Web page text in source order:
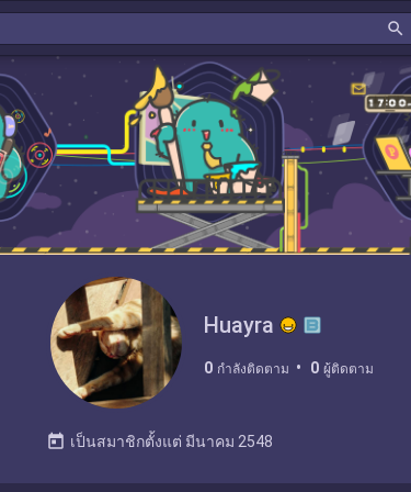
search
Huayra
0 กำลังติดตาม 0 ผู้ติดตาม
today เป็นสมาชิกตั้งแต่ มีนาคม 2548